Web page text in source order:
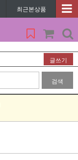
최근본상품
글쓰기
검색